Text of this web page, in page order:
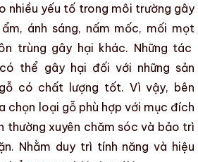
nhiều yếu tố trong môi trường gây
, ánh sáng, nấm mốc, mối mọt
trùng gây hại khác. Những tác
thể gây hại đối với những sản
có chất lượng tốt. Vì vậy, bên
chọn loại gỗ phù hợp với mục đích
thường xuyên chăm sóc và bảo trì
Nhằm duy trì tính năng và hiệu